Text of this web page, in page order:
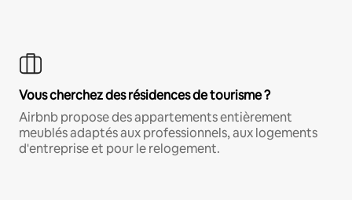
Vous cherchez des résidences de tourisme ?
Airbnb propose des appartements entièrement
meublés adaptés aux professionnels, aux logements
d'entreprise et pour le relogement.